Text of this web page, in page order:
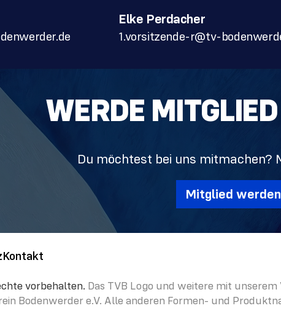
Elke Perdacher
1.vorsitzende-r@tv-
WERDE
Du möchtest bei uns mitmachen?
Mitglied werden
Kontakt
vorbehalten. Das TVB Logo und weitere mit
Bodenwerder e.V. Alle anderen Formen- und